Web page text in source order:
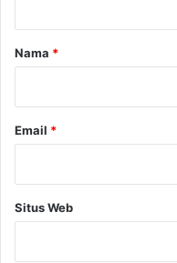
rNama *
Email *
Situs Web